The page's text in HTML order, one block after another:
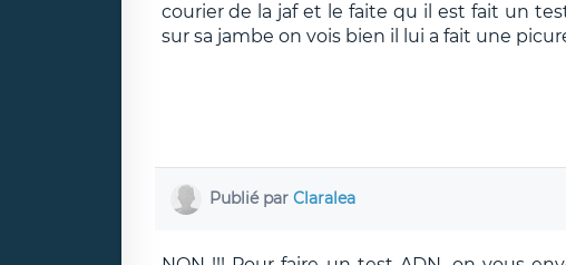
courier de la jaf et le faite qu il est fait un
sur sa jambe on vois bien il lui a fait une
Publié par Claralea